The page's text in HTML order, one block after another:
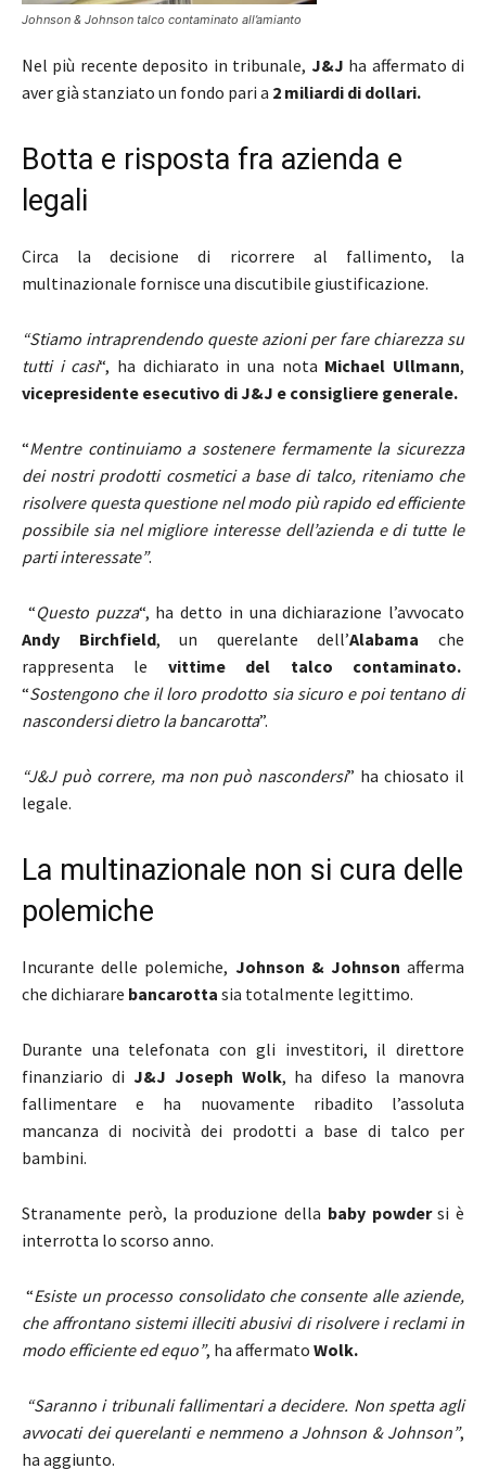
Johnson & Johnson talco contaminato all’amianto
Nel più recente deposito in tribunale, J&J ha affermato di
aver già stanziato un fondo pari a 2 miliardi di dollari.
Botta e risposta fra azienda e
legali
Circa la decisione di ricorrere al fallimento, la
multinazionale fornisce una discutibile giustificazione.
“Stiamo intraprendendo queste azioni per fare chiarezza su
tutti i casi“, ha dichiarato in una nota Michael Ullmann,
vicepresidente esecutivo di J&J e consigliere generale.
“Mentre continuiamo a sostenere fermamente la sicurezza
dei nostri prodotti cosmetici a base di talco, riteniamo che
risolvere questa questione nel modo più rapido ed efficiente
possibile sia nel migliore interesse dell’azienda e di tutte le
parti interessate”.
“Questo puzza“, ha detto in una dichiarazione l’avvocato
Andy Birchfield, un querelante dell’Alabama che
rappresenta le vittime del talco contaminato.
“Sostengono che il loro prodotto sia sicuro e poi tentano di
nascondersi dietro la bancarotta”.
“J&J può correre, ma non può nascondersi” ha chiosato il
legale.
La multinazionale non si cura delle
polemiche
Incurante delle polemiche, Johnson & Johnsonafferma
che dichiarare bancarotta sia totalmente legittimo.
Durante una telefonata con gli investitori, il direttore
finanziario di J&J Joseph Wolk, ha difeso la manovra
fallimentare e ha nuovamente ribadito l’assoluta
mancanza di nocività dei prodotti a base di talco per
bambini.
Stranamente però, la produzione della baby powdersi è
interrotta lo scorso anno.
“Esiste un processo consolidato che consente alle aziende,
che affrontano sistemi illeciti abusivi di risolvere i reclami in
modo efficiente ed equo”, ha affermato Wolk.
“Saranno i tribunali fallimentari a decidere. Non spetta agli
avvocati dei querelanti e nemmeno a Johnson & Johnson”,
ha aggiunto.